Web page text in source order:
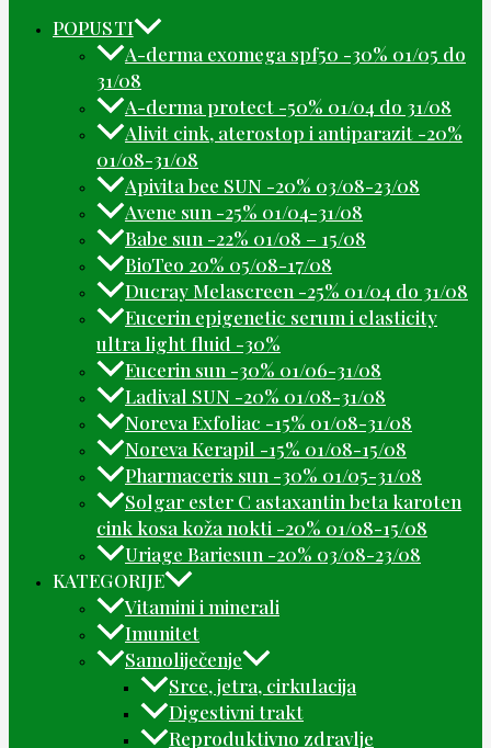
POPUSTI
A-derma exomega spf50 -30% 01/05 do
31/08
A-derma protect -50% 01/04 do 31/08
Alivit cink, aterostop i antiparazit -20%
01/08-31/08
Apivita bee SUN -20% 03/08-23/08
Avene sun -25% 01/04-31/08
Babe sun -22% 01/08 – 15/08
BioTeo 20% 05/08-17/08
Ducray Melascreen -25% 01/04 do 31/08
Eucerin epigenetic serum i elasticity
ultra light fluid -30%
Eucerin sun -30% 01/06-31/08
Ladival SUN -20% 01/08-31/08
Noreva Exfoliac -15% 01/08-31/08
Noreva Kerapil -15% 01/08-15/08
Pharmaceris sun -30% 01/05-31/08
Solgar ester C astaxantin beta karoten
cink kosa koža nokti -20% 01/08-15/08
Uriage Bariesun -20% 03/08-23/08
KATEGORIJE
Vitamini i minerali
Imunitet
Samoliječenje
Srce, jetra, cirkulacija
Digestivni trakt
Reproduktivno zdravlje